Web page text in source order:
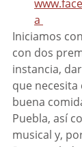
a
Iniciamos
con dos
instancia,
que
buena
Puebla, así
musical y,